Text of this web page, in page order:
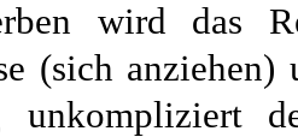
wird das
(sich anziehen)